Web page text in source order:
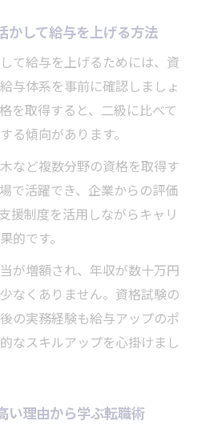
かして給与を上げる方法
て給与を上げるためには、資
与体系を事前に確認しましょ
を取得すると、二級に比べて
る傾向があります。
など複数分野の資格を取得す
で活躍でき、企業からの評価
援制度を活用しながらキャリ
的です。
が増額され、年収が数十万円
なくありません。資格試験の
の実務経験も給与アップのポ
なスキルアップを心掛けまし
い理由から学ぶ転職術